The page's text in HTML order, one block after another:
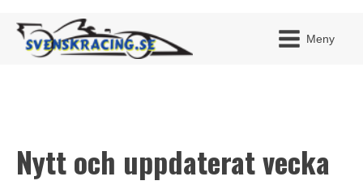
Meny
BLI
MITT
Nytt och uppdaterat vecka